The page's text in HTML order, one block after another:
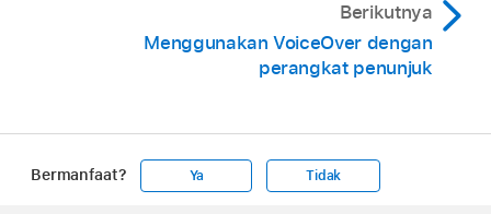
Berikutnya
Menggunakan VoiceOver dengan
perangkat penunjuk
Bermanfaat? Ya Tidak